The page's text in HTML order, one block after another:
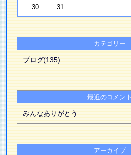
30
31
カテゴリー
ブログ(135)
最近のコメント
みんなありがとう
アーカイブ